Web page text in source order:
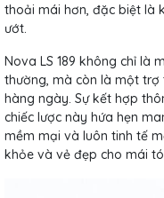
thoải mái hơn, đặc biệt là
ướt.
Nova LS 189 không chỉ là
thường, mà còn là một trợ
hàng ngày. Sự kết hợp
chiếc lược này hứa hẹn
mềm mại và luôn tinh tế
khỏe và vẻ đẹp cho mái